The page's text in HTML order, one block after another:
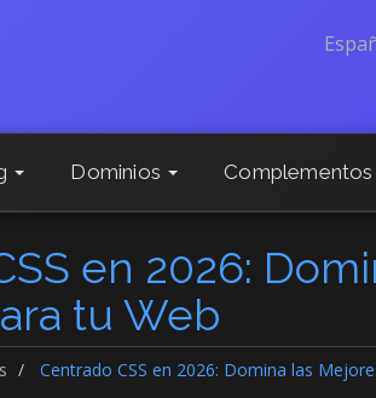
Dominios Complementos
en 2026:
tu Web
Centrado CSS en 2026: Domina las